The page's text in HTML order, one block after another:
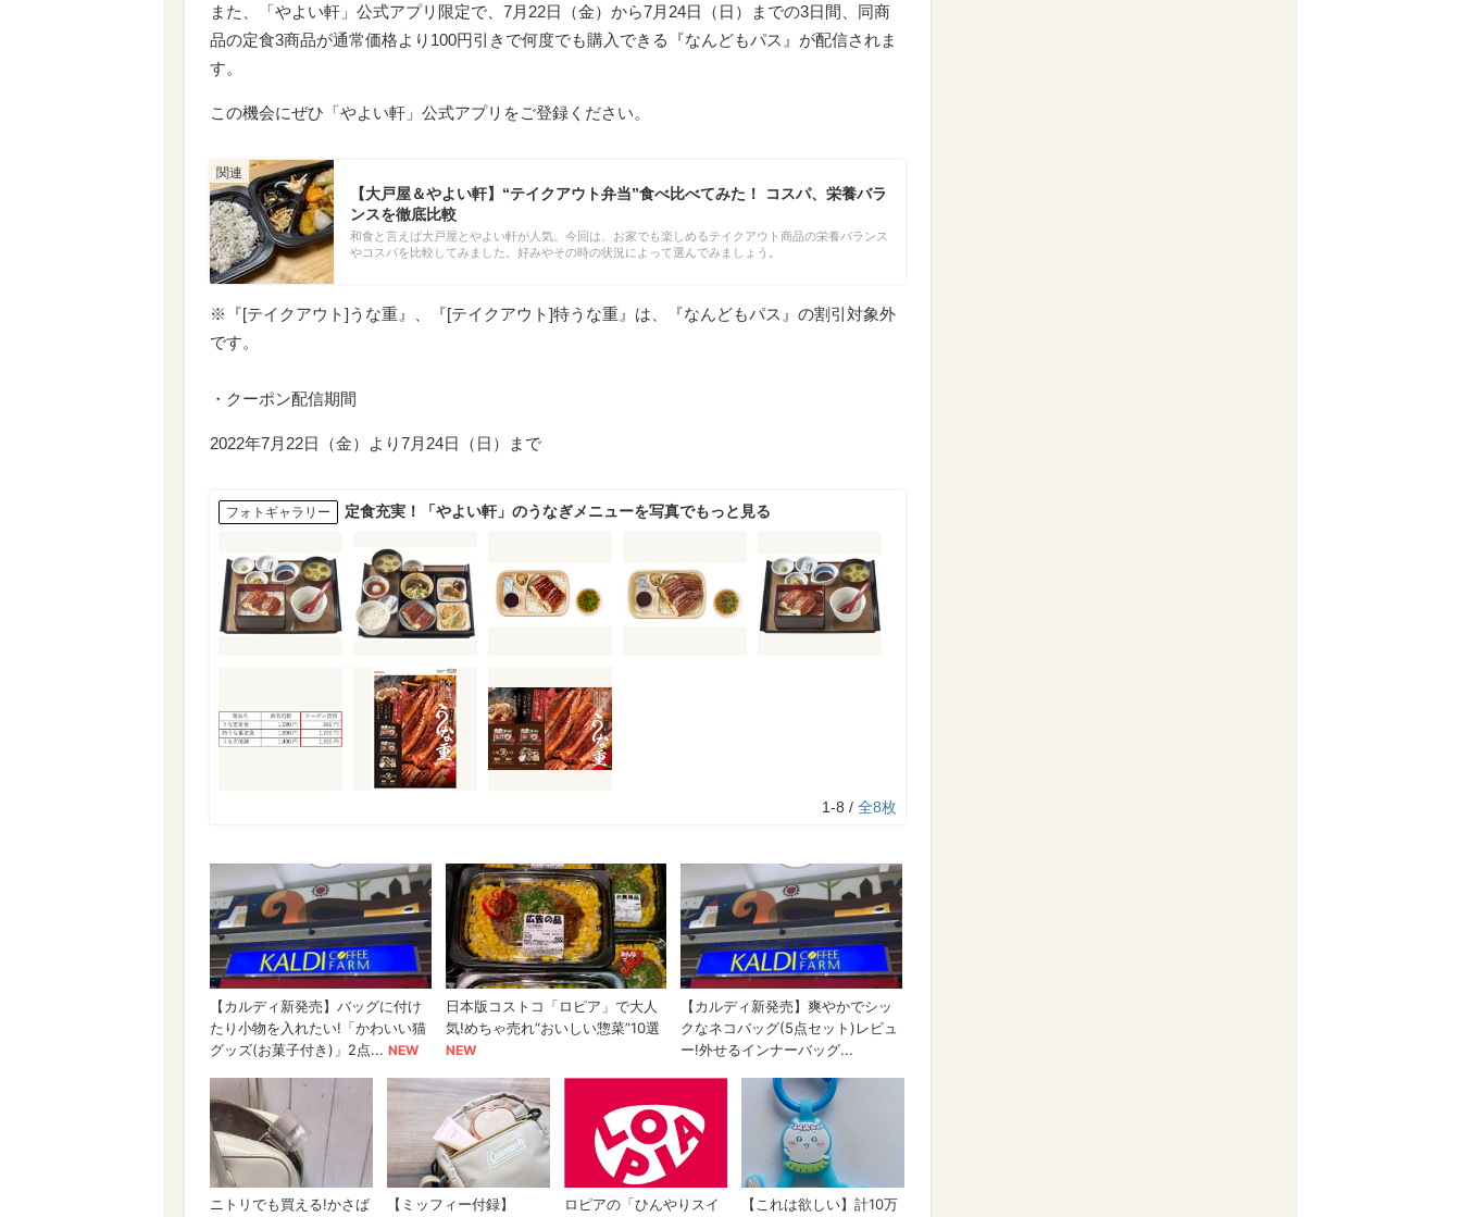
また、「やよい軒」公式アプリ限定で、7月22日（金）から7月24日（日）までの3日間、同商
品の定食3商品が通常価格より100円引きで何度でも購入できる『なんどもパス』が配信されま
す。
この機会にぜひ「やよい軒」公式アプリをご登録ください。
【大戸屋＆やよい軒】“テイクアウト弁当”食べ比べてみた！ コスパ、栄養バラ
ンスを徹底比較
和食と言えば大戸屋とやよい軒が人気。今回は、お家でも楽しめるテイクアウト商品の栄養バランス
やコスパを比較してみました。好みやその時の状況によって選んでみましょう。
※『[テイクアウト]うな重』、『[テイクアウト]特うな重』は、『なんどもパス』の割引対象外
です。
・クーポン配信期間
2022年7月22日（金）より7月24日（日）まで
フォトギャラリー 定食充実！「やよい軒」のうなぎメニューを写真でもっと見る
1-8 / 全8枚